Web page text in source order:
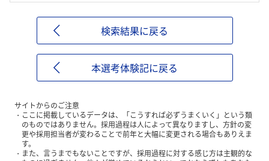
検索結果に戻る
本選考体験記に戻る
サイトからのご注意
ここに掲載しているデータは、「こうすれば必ずうまくいく」という類
のものではありません。採用過程は人によって異なりますし、方針の変
更や採用担当者が変わることで前年と大幅に変更される場合もありえま
す。
また、言うまでもないことですが、採用過程に対する感じ方は主観的な